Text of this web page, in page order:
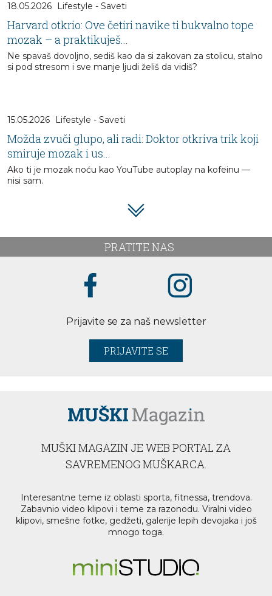
18.05.2026 Lifestyle - Saveti
Harvard otkrio: Ove četiri navike ti bukvalno tope
mozak – a praktikuješ...
Ne spavaš dovoljno, sediš kao da si zakovan za stolicu, stalno
si pod stresom i sve manje ljudi želiš da vidiš?
15.05.2026 Lifestyle - Saveti
Možda zvuči glupo, ali radi: Doktor otkriva trik koji
smiruje mozak i us...
Ako ti je mozak noću kao YouTube autoplay na kofeinu —
nisi sam.
PRATITE NAS
Prijavite se za naš newsletter
PRIJAVITE SE
MUŠKI MAGAZIN JE WEB PORTAL ZA
SAVREMENOG MUŠKARCA.
Interesantne teme iz oblasti sporta, fitnessa, trendova.
Zabavnio video klipovi i teme za razonodu. Viralni video
klipovi, smešne fotke, gedžeti, galerije lepih devojaka i još
mnogo toga.